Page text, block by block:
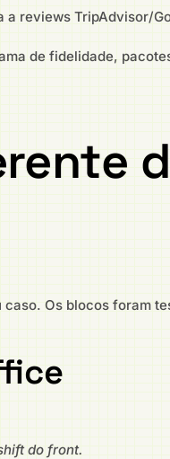
reviews TripAdvisor/
de fidelidade,
caso. Os blocos foram
do front.